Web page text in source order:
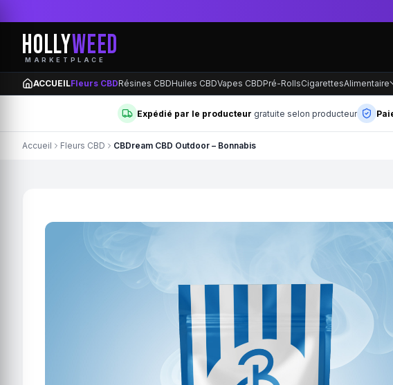
HOLLYWEED
MARKETPLACE
ACCUEILFleurs CBDRésines CBDHuiles CBDVapes CBDPré-RollsCigarettesAlimentaire
Expédié par le producteur gratuite selon producteur
Accueil Fleurs CBD CBDream CBD Outdoor – Bonnabis